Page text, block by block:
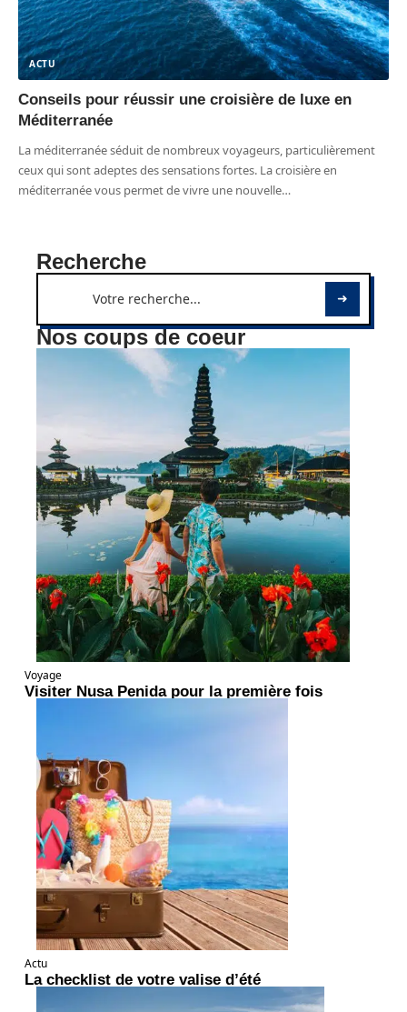
ACTU
Conseils pour réussir une croisière de luxe en
Méditerranée
La méditerranée séduit de nombreux voyageurs, particulièrement
ceux qui sont adeptes des sensations fortes. La croisière en
méditerranée vous permet de vivre une nouvelle…
Recherche
Nos coups de coeur
Voyage
Visiter Nusa Penida pour la première fois
Actu
La checklist de votre valise d’été